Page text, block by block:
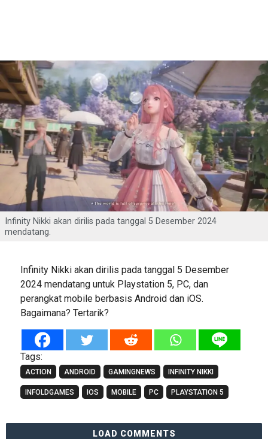
Infinity Nikki akan dirilis pada tanggal 5 Desember 2024
mendatang.
Infinity Nikki akan dirilis pada tanggal 5 Desember
2024 mendatang untuk Playstation 5, PC, dan
perangkat mobile berbasis Android dan iOS.
Bagaimana? Tertarik?
Tags:
ACTION ANDROID GAMINGNEWS INFINITY NIKKI
INFOLDGAMES IOS MOBILE PC PLAYSTATION 5
LOAD COMMENTS